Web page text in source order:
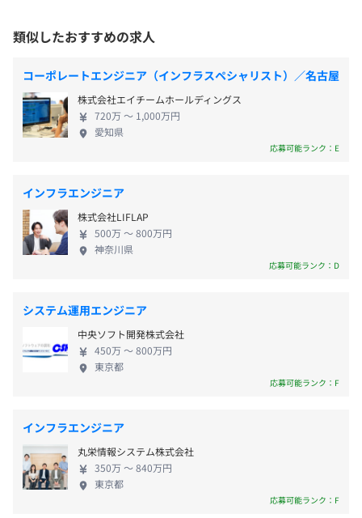
・過電流制御システム
・ネットワーク機器（中継装置、NCUなど）
▼物流
▼広告
・スーパーチラシEDIシステム
・新規登録受付システム
全額会社負担◎
「この資格に挑戦したい」「この講習を受けたい」など、
積極的に発信OK！
自分のペースでキャリアアップを目指せる職場です♪
▼クライアント先 東京駅：徒歩約5分
※東京事務所
都営三田線「三田駅」
■完全週休2日制（休日は土日祝日）
過後の付与日数となります）
■年末年始休暇
■慶弔休暇
■産前産後休暇
■生理休暇
■裁判員休暇
■母性健康管理のための休暇
■子の看護休暇
■通勤手当：上限30,000円まで
■家族手当：子ども1人につき5,000円
■住宅手当：当社の規定条件を満たすもの
■残業手当
■特別手当
■調整手当
と繋がった社員・お客様 「人」「会社」「社会変
化」と丁寧に柔軟に向き合ってきたからこそ、 創業
から35年、現在の当社があります。 5年後、10年後
どんな自分でありたいですか？ 当社もまだまだ模索
中です。 一緒に迷いながらお互いの願いを叶えるた
めに進んでいきませんか？ ぜひ、熱い想いを語り合
いましょう★
類似したおすすめの求人
コーポレートエンジニア（インフラスペシャリスト）／名古屋
株式会社エイチームホールディングス
720万 〜 1,000万円
愛知県
応募可能ランク：E
インフラエンジニア
株式会社LIFLAP
500万 〜 800万円
神奈川県
応募可能ランク：D
システム運用エンジニア
中央ソフト開発株式会社
450万 〜 800万円
東京都
応募可能ランク：F
インフラエンジニア
丸栄情報システム株式会社
350万 〜 840万円
東京都
応募可能ランク：F